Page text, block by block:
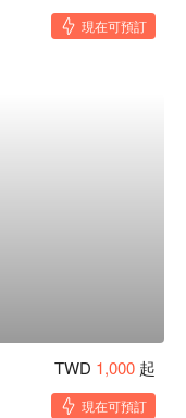
現在可預訂
TWD 1,000 起
現在可預訂